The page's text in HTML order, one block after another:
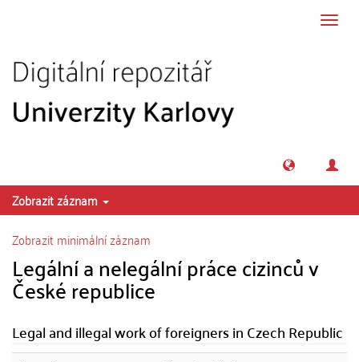
Zobrazit záznam
Zobrazit minimální záznam
Legální a nelegální práce cizinců v
České republice
Legal and illegal work of foreigners in Czech Republic